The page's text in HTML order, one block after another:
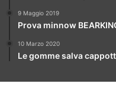
9 Maggio 2019
Prova minnow
10 Marzo 2020
Le gomme salva